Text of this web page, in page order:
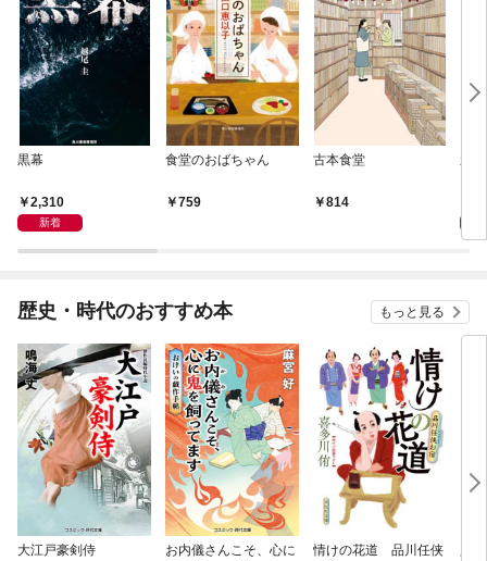
黒幕
2,310
新着
食堂のおばちゃん
759
古本食堂
814
新
歴史・時代のおすすめ本 もっと見る
大江戸豪剣侍
お内儀さんこそ、心に
情けの花道 品川任侠